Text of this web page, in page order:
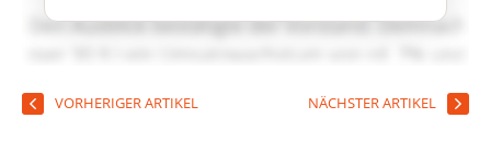
VORHERIGER ARTIKEL NÄCHSTER ARTIKEL